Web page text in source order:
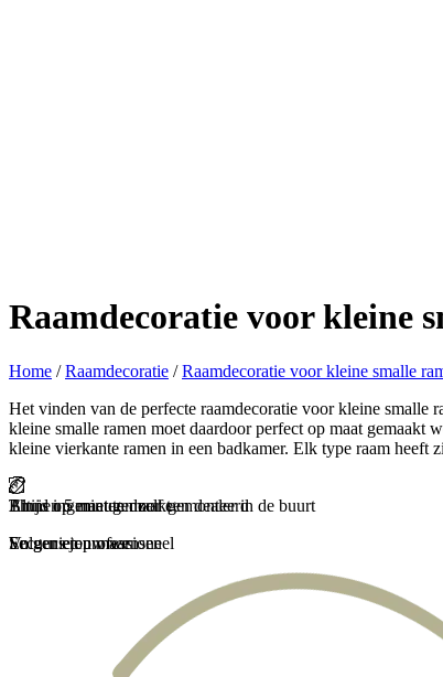
Raamdecoratie voor kleine
Home / Raamdecoratie / Raamdecoratie voor kleine smalle
Het vinden van de perfecte raamdecoratie voor kleine
kleine smalle ramen moet daardoor perfect op maat gemaakt
kleine vierkante ramen in een badkamer. Elk type raam heeft
Binnen 5 minuten zelf gemonteerd
En genieten maar
Thuis ingemeten door een dealer in de buurt
Secuur en professioneel
Altijd op maat gemaakt
Volgens jouw wensen